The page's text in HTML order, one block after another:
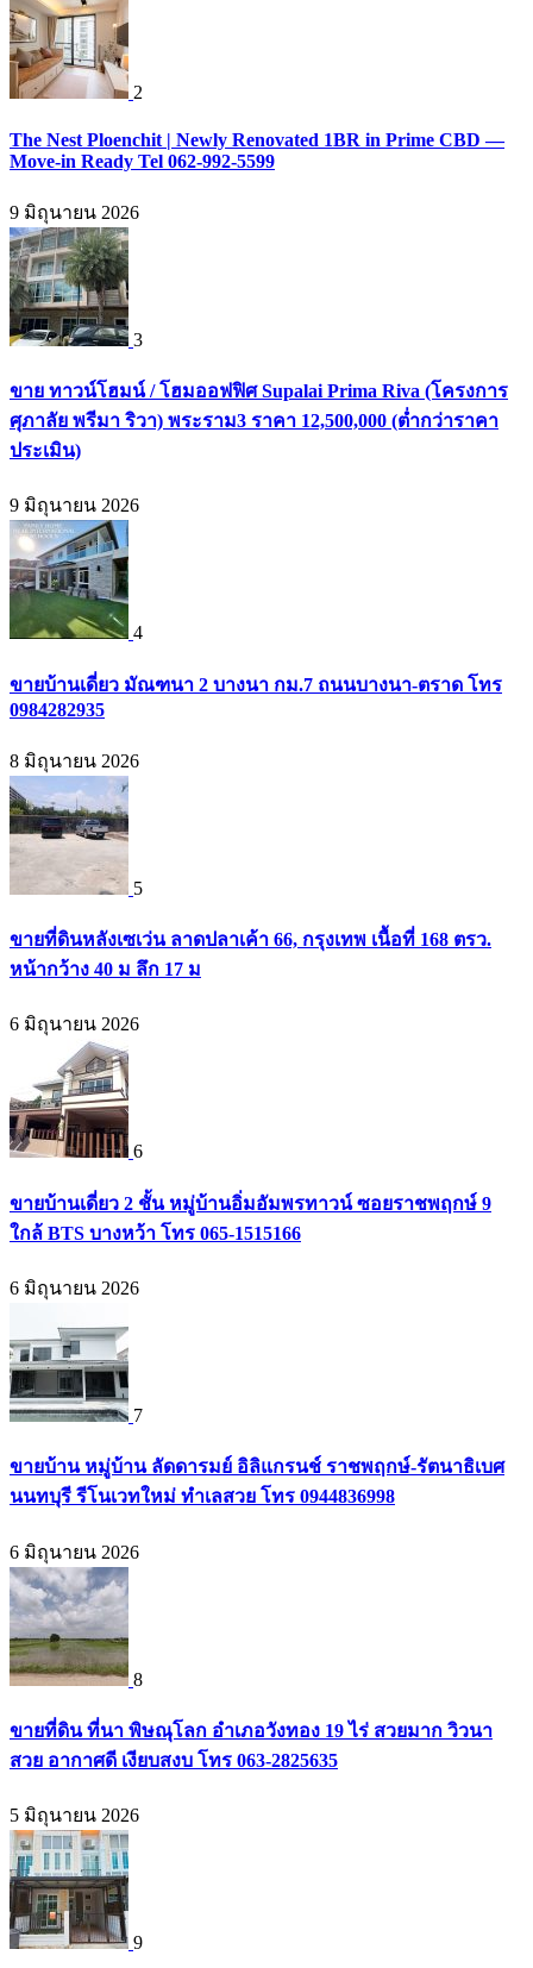
2
The Nest Ploenchit | Newly Renovated 1BR in Prime CBD —
Move-in Ready Tel 062-992-5599
9 มิถุนายน 2026
3
ขาย ทาวน์โฮมน์ / โฮมออฟฟิศ Supalai Prima Riva (โครงการ
ศุภาลัย พรีมา ริวา) พระราม3 ราคา 12,500,000 (ต่ำกว่าราคา
ประเมิน)
9 มิถุนายน 2026
4
ขายบ้านเดี่ยว มัณฑนา 2 บางนา กม.7 ถนนบางนา-ตราด โทร
0984282935
8 มิถุนายน 2026
5
ขายที่ดินหลังเซเว่น ลาดปลาเค้า 66, กรุงเทพ เนื้อที่ 168 ตรว.
หน้ากว้าง 40 ม ลึก 17 ม
6 มิถุนายน 2026
6
ขายบ้านเดี่ยว 2 ชั้น หมู่บ้านอิ่มอัมพรทาวน์ ซอยราชพฤกษ์ 9
ใกล้ BTS บางหว้า โทร 065-1515166
6 มิถุนายน 2026
7
ขายบ้าน หมู่บ้าน ลัดดารมย์ อิลิแกรนช์ ราชพฤกษ์-รัตนาธิเบศ
นนทบุรี รีโนเวทใหม่ ทำเลสวย โทร 0944836998
6 มิถุนายน 2026
8
ขายที่ดิน ที่นา พิษณุโลก อำเภอวังทอง 19 ไร่ สวยมาก วิวนา
สวย อากาศดี เงียบสงบ โทร 063-2825635
5 มิถุนายน 2026
9